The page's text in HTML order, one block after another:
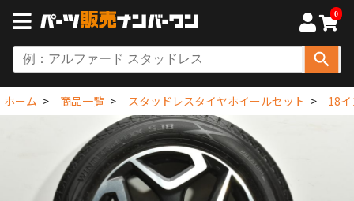
0
ホーム 商品一覧 スタッドレスタイヤホイールセット 18